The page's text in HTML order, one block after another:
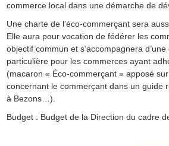
commerce local dans une démarche de
Une charte de l’éco-commerçant sera
Elle aura pour vocation de fédérer les
objectif commun et s’accompagnera
particulière pour les commerces ayant
(macaron « Éco-commerçant » apposé
concernant le commerçant dans un guide
à Bezons…).
Budget : Budget de la Direction du cadre